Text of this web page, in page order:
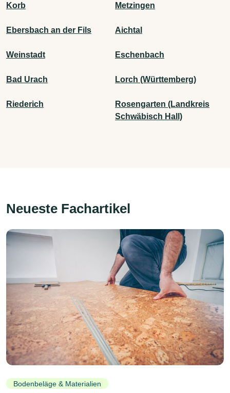
Korb Metzingen
Ebersbach an der Fils Aichtal
Weinstadt Eschenbach
Bad Urach Lorch (Württemberg)
Riederich
Rosengarten (Landkreis
Schwäbisch Hall)
Neueste Fachartikel
Bodenbeläge & Materialien